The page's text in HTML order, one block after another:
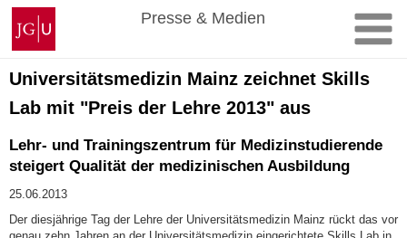
Zum
Inhalt
springen
Johannes
Gutenberg-
Universität
Mainz
Presse & Medien
Universitätsmedizin Mainz zeichnet Skills
Lab mit "Preis der Lehre 2013" aus
Lehr- und Trainingszentrum für Medizinstudierende
steigert Qualität der medizinischen Ausbildung
25.06.2013
Der diesjährige Tag der Lehre der Universitätsmedizin Mainz rückt das vor